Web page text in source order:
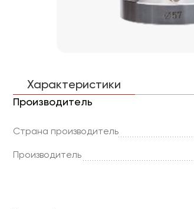
Характеристики
Производитель
Страна производитель
Производитель